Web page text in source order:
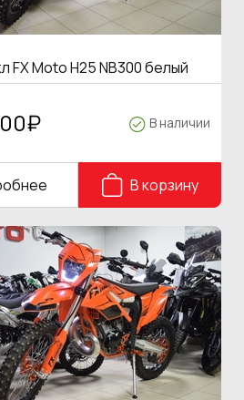
FX Moto H25 NB300 белый
₽ В наличии
В корзину